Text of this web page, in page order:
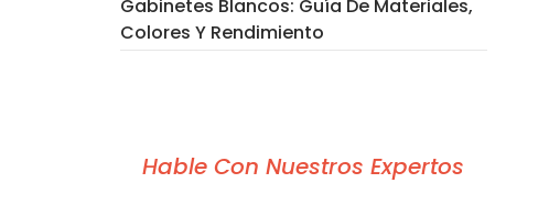
Gabinetes Blancos: Guía De Materiales,
Colores Y Rendimiento
Hable Con Nuestros Expertos